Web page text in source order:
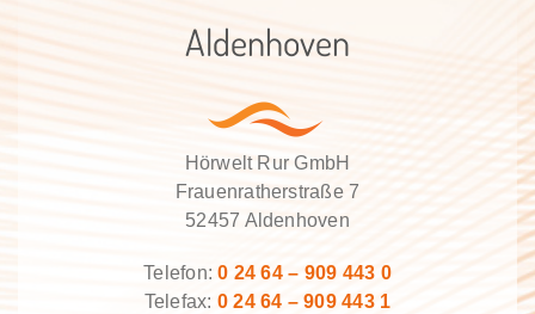
Aldenhoven
Hörwelt Rur GmbH
Frauenratherstraße 7
52457 Aldenhoven
Telefon: 0 24 64 – 909 443 0
Telefax: 0 24 64 – 909 443 1